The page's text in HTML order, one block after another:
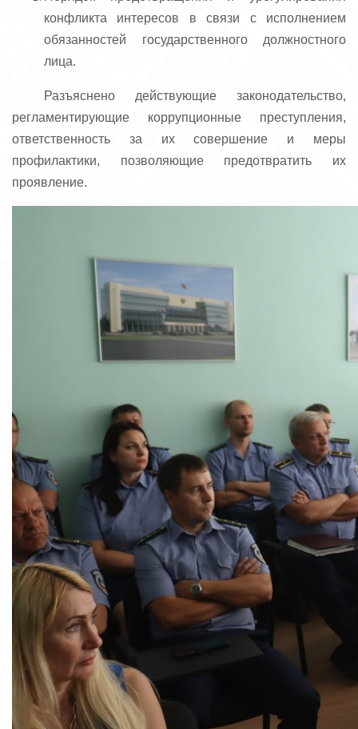
конфликта интересов в связи с исполнением
обязанностей государственного должностного
лица.
Разъяснено действующие законодательство,
регламентирующие коррупционные преступления,
ответственность за их совершение и меры
профилактики, позволяющие предотвратить их
проявление.